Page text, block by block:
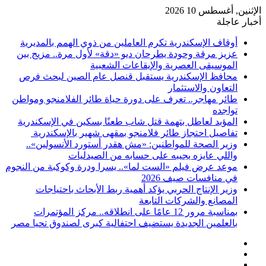
الإثنين, أغسطس 10 2026
أخبار عاجلة
أوقاف الإسكندرية تكرم العاملين من ذوي الهمم بالمديرية
عزيز مرقة وحودة يطرحان ديو «دقة» لأول مرة.. مزيج بين
الموسيقى العصرية والإيقاعات الشعبية
محافظ الإسكندرية يستقبل قنصل عام الصين لبحث فرص
التعاون والاستثمار
طائر مهاجر.. تعرف على دورة حياة طائر الفلامنجو ومواطن
تواجده
المؤبد لعاطل بتهمة قتل شاب طعنًا بسكين في الإسكندرية
تفاصيل احتجاز طائر فلامنجو بمقهى شهير بالإسكندرية
وزير الصحة للمواطنين: «مش هقدر أستورد الأنسولين»..
واللي عايزه يجيبه على حسابه من الصيدليات
موعد عرض فيلم «الست لما».. يسرا ودرة وكوكبة من النجوم
في منافسات صيف 2026
وزير الإنتاج الحربي يؤكد أهمية ربط الأبحاث باحتياجات
المصانع والشركات التابعة
بمناسبة مرور 12 عامًا على انطلاقه.. مركز المؤتمرات
بالعلمين الجديدة يستضيف احتفالية كبرى لصندوق تحيا مصر